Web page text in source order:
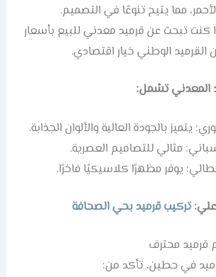
مما يتيح تنوعًا في التصميم.
كنت تبحث عن قرميد معدني للبيع بأسعار
القرميد الوطني خيار اقتصادي.
المعدني تشمل:
يتميز بالجودة العالية والألوان الجذابة.
مثالي للتصاميم العصرية.
يوفر مظهرًا كلاسيكيًا فاخرًا.
تركيب قرميد بحي الصحافة
قرميد محترف
في حطين، تأكد من: